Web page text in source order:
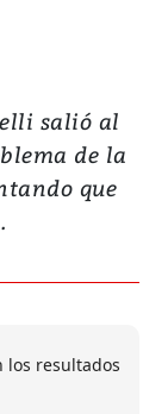
salió al
de la
que
los resultados